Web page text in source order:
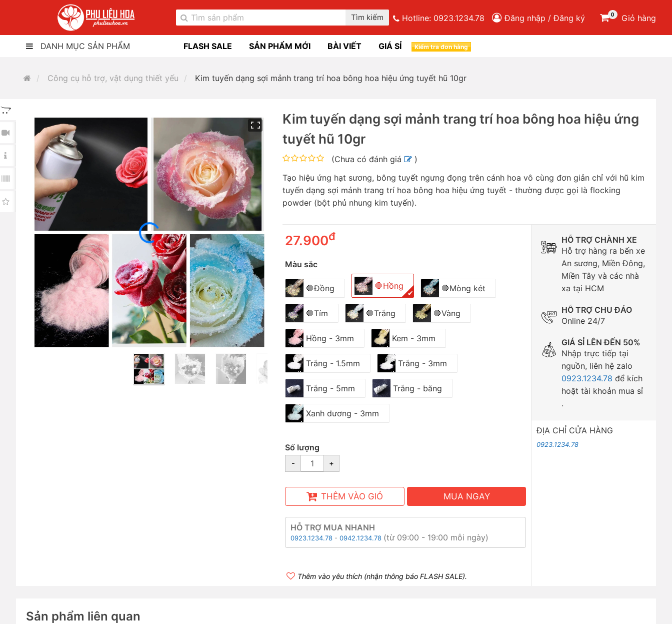
Tìm kiếm Hotline: 0923.1234.78 Đăng nhập / Đăng ký 0 Giỏ hàng
DANH MỤC SẢN PHẨM FLASH SALE SẢN PHẨM MỚI BÀI VIẾT GIÁ SỈ Kiểm tra đơn hàng
Công cụ hỗ trợ, vật dụng thiết yếu Kim tuyến dạng sợi mảnh trang trí hoa bông hoa hiệu ứng tuyết hũ 10gr
Kim tuyến dạng sợi mảnh trang trí hoa bông hoa hiệu ứng
tuyết hũ 10gr
(Chưa có đánh giá
)
Tạo hiệu ứng hạt sương, bông tuyết ngưng đọng trên cánh hoa vô cùng đơn giản chỉ với hũ kim
tuyến dạng sợi mảnh trang trí hoa bông hoa hiệu ứng tuyết - thường được gọi là flocking
powder (bột phủ nhung kim tuyến).
27.900đ
Màu sắc
🛑Đồng 🛑Hồng
✔ 🛑Mòng két
🛑Tím 🛑Trắng 🛑Vàng
Hồng - 3mm Kem - 3mm
Trắng - 1.5mm Trắng - 3mm
Trắng - 5mm Trắng - băng
Xanh dương - 3mm
Số lượng
- +
THÊM VÀO GIỎ MUA NGAY
HỖ TRỢ MUA NHANH
0923.1234.78 -0942.1234.78 (từ 09:00 - 19:00 mỗi ngày)
Thêm vào yêu thích (nhận thông báo FLASH SALE).
HỖ TRỢ CHÀNH XE
Hỗ trợ hàng ra bến xe
An sương, Miền Đông,
Miền Tây và các nhà
xa tại HCM
HỖ TRỢ CHU ĐÁO
Online 24/7
GIÁ SỈ LÊN ĐẾN 50%
Nhập trực tiếp tại
nguồn, liên hệ zalo
0923.1234.78 để kích
hoặt tài khoản mua sỉ
.
ĐỊA CHỈ CỬA HÀNG
0923.1234.78
Sản phẩm liên quan